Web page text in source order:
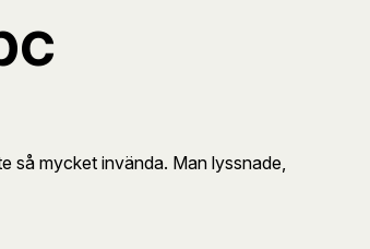
så mycket invända. Man lyssnade,